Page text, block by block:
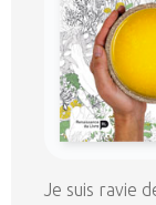
Je suis ravie